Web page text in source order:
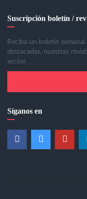
Suscripción boletín /
Reciba un boletín
destacadas, nuestras
sector.
Síganos en